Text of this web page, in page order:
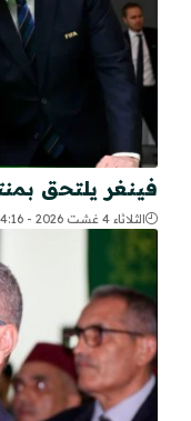
فينغر يلتحق
الثلاثاء 4 غشت 2026 - 14:16